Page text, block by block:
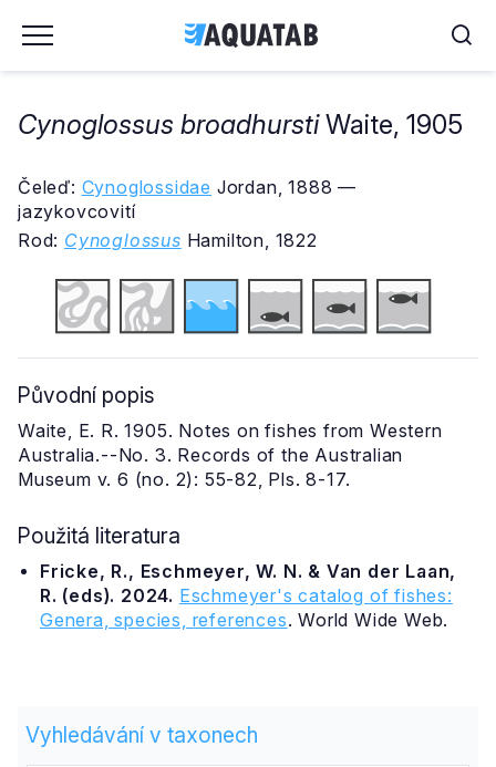
Cynoglossus broadhurstiWaite, 1905
Čeleď: Cynoglossidae Jordan, 1888 —
jazykovcovití
Rod: Cynoglossus Hamilton, 1822
Původní popis
Waite, E. R. 1905. Notes on fishes from Western
Australia.--No. 3. Records of the Australian
Museum v. 6 (no. 2): 55-82, Pls. 8-17.
Použitá literatura
Fricke, R., Eschmeyer, W. N. & Van der Laan,
R. (eds). 2024. Eschmeyer's catalog of fishes:
Genera, species, references. World Wide Web.
Vyhledávání v taxonech